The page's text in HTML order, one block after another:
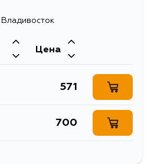
Владивосток
Цена
571
700